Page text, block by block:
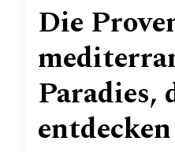
Die
Paradies,